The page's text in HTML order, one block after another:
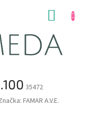
35472
FAMAR A.V.E.